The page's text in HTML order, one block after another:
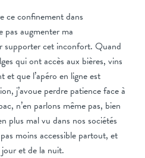
ce confinement dans
pas augmenter ma
supporter cet inconfort. Quand
qui ont accès aux bières, vins
et que l’apéro en ligne est
j’avoue perdre patience face à
n’en parlons même pas, bien
plus mal vu dans nos sociétés
moins accessible partout, et
et de la nuit.